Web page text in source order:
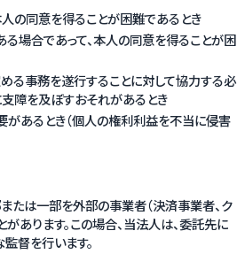
の同意を得ることが困難であるとき
場合であって、本人の同意を得ることが困
る事務を遂行することに対して協力する必
障を及ぼすおそれがあるとき
あるとき（個人の権利利益を不当に侵害
たは一部を外部の事業者（決済事業者、ク
あります。この場合、当法人は、委託先に
督を行います。